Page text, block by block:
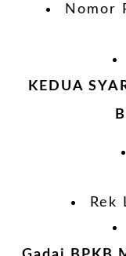
Nomor
KEDUA
Rek